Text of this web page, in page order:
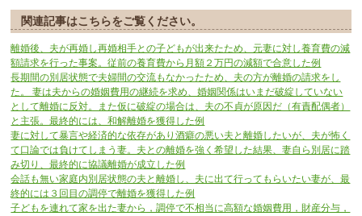
関連記事はこちらをご覧ください。
離婚後、夫が再婚し再婚相手との子どもが出来たため、元妻に対し養育費の減
額請求を行った事案。従前の養育費から月額２万円の減額で合意した例
長期間の別居状態で夫婦間の交流もなかったため、夫の方が離婚の請求をし
た。 妻は夫からの婚姻費用の継続を求め、婚姻関係はいまだ破綻していない
として離婚に反対。また仮に破綻の場合は、夫の不貞が原因だ（有責配偶者）
と主張。最終的には、和解離婚を獲得した例
妻に対して暴言や経済的な依存があり酒癖の悪い夫と離婚したいが、夫が怖く
て口論では負けてしまう妻。夫との離婚を強く希望した結果、妻自ら別居に踏
み切り、最終的に協議離婚が成立した例
会話も無い家庭内別居状態の夫と離婚し、夫に出て行ってもらいたい妻が、最
終的には３回目の調停で離婚を獲得した例
子どもを連れて家を出た妻から，調停で不相当に高額な婚姻費用，財産分与，